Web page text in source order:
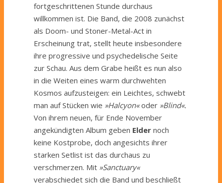
fortgeschrittenen Stunde durchaus
willkommen ist. Die Band, die 2008 zunächst
als Doom- und Stoner-Metal-Act in
Erscheinung trat, stellt heute insbesondere
ihre progressive und psychedelische Seite
zur Schau. Aus dem Grabe heißt es nun also
in die Weiten eines warm durchwehten
Kosmos aufzusteigen: ein Leichtes, schwebt
man auf Stücken wie »Halcyon«oder »Blind«.
Von ihrem neuen, für Ende November
angekündigten Album geben Elder noch
keine Kostprobe, doch angesichts ihrer
starken Setlist ist das durchaus zu
verschmerzen. Mit »Sanctuary«
verabschiedet sich die Band und beschließt